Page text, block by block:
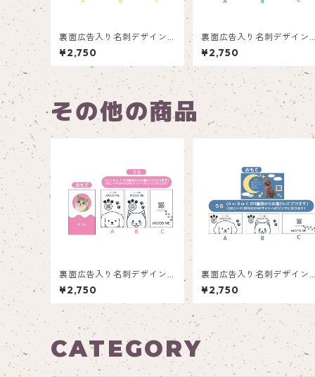
裏面広告入り名刺デザイン(1
箱50枚入り)_向日葵_SF00
3
¥2,750
裏面広告入り名刺デザイン
箱50枚入り)_花_F004
¥2,750
その他の商品
裏面広告入り名刺デザイン(1
箱50枚入り)_ピンク_P002
¥2,750
裏面広告入り名刺デザイン
箱50枚入り)_三日月
1ad
¥2,750
CATEGORY